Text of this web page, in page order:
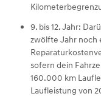
9. bis 12. Jahr:
zwölfte Jahr noch
sofern dein
160.000 km
Laufleistung von